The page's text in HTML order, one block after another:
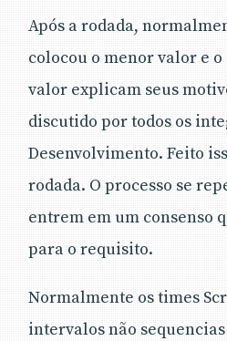
Após a rodada,
colocou o menor valor e
valor explicam seus
discutido por todos os
Desenvolvimento. Feito
rodada. O processo se
entrem em um consenso
para o requisito.
Normalmente os times
intervalos não